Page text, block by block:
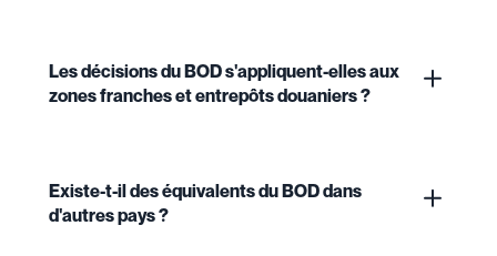
Les décisions du BOD s'appliquent-elles aux
zones franches et entrepôts douaniers ?
Existe-t-il des équivalents du BOD dans
d'autres pays ?